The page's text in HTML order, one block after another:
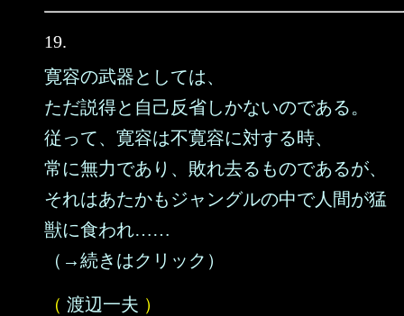
19.
寛容の武器としては、
ただ説得と自己反省しかないのである。
従って、寛容は不寛容に対する時、
常に無力であり、敗れ去るものであるが、
それはあたかもジャングルの中で人間が猛
獣に食われ……
（→続きはクリック）
（ 渡辺一夫 ）